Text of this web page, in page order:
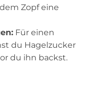
Zopf eine
Für einen
du Hagelzucker
du ihn backst.